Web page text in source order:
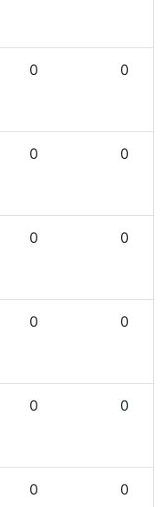
0 0
0 0
0 0
0 0
0 0
0 0